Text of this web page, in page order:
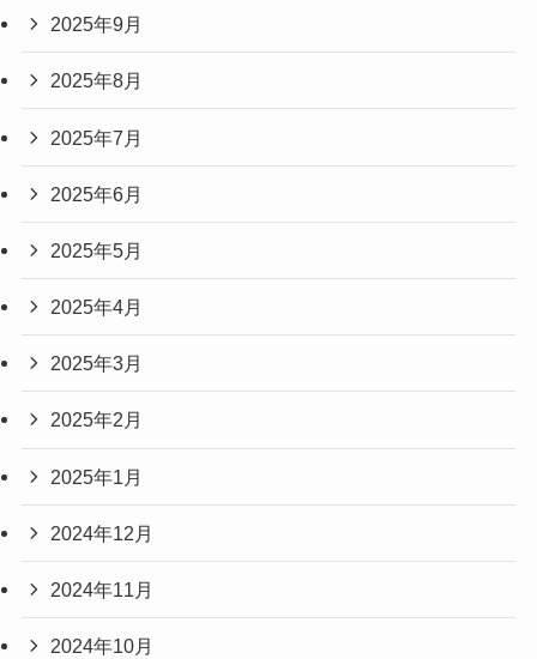
2025年9月
2025年8月
2025年7月
2025年6月
2025年5月
2025年4月
2025年3月
2025年2月
2025年1月
2024年12月
2024年11月
2024年10月